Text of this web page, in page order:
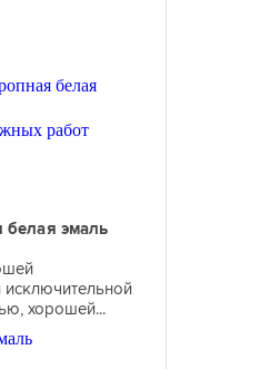
белая эмаль
исключительной
хорошей...